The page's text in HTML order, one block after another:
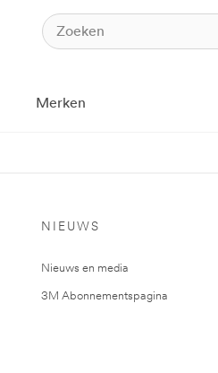
Merken
NIEUWS
Nieuws en media
3M Abonnementspagina